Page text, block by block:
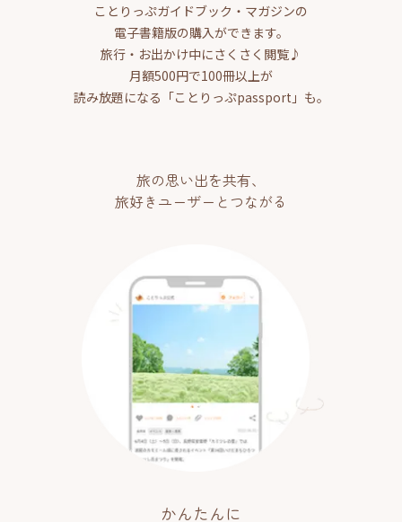
ことりっぷガイドブック・マガジンの
電子書籍版の購入ができます。
旅行・お出かけ中にさくさく閲覧♪
月額500円で100冊以上が
読み放題になる「ことりっぷpassport」も。
旅の思い出を共有、
旅好きユーザーとつながる
かんたんに